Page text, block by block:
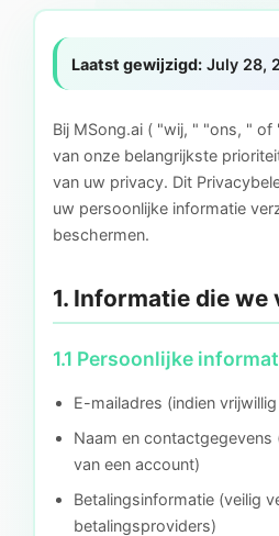
Laatst gewijzigd:July 28,
Bij MSong.ai ( "wij, " "ons, " of
van onze belangrijkste
van uw privacy. Dit
uw persoonlijke informatie
beschermen.
1. Informatie die we
1.1 Persoonlijke
E-mailadres (indien
Naam en contactgegevens
van een account)
Betalingsinformatie (veilig
betalingsproviders)